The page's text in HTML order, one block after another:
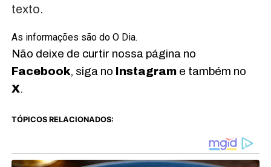
texto.
As informações são do O Dia.
Não deixe de curtir nossa página no
Facebook, siga no Instagrame também no
X.
TÓPICOS RELACIONADOS: